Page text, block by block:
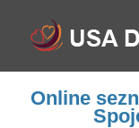
Online